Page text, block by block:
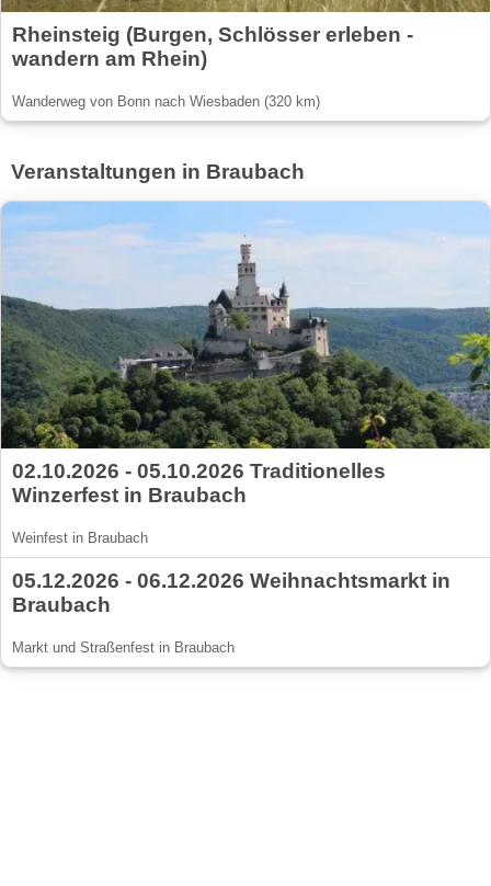
Rheinsteig (Burgen, Schlösser erleben -
wandern am Rhein)
Wanderweg von Bonn nach Wiesbaden (320 km)
Veranstaltungen in Braubach
02.10.2026 - 05.10.2026 Traditionelles
Winzerfest in Braubach
Weinfest in Braubach
05.12.2026 - 06.12.2026 Weihnachtsmarkt in
Braubach
Markt und Straßenfest in Braubach